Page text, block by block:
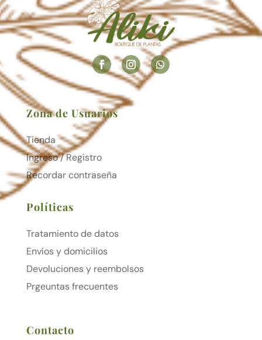
Zona de Usuarios
Tienda
Ingreso / Registro
Recordar contraseña
Políticas
Tratamiento de datos
Envíos y domicilios
Devoluciones y reembolsos
Prgeuntas frecuentes
Contacto